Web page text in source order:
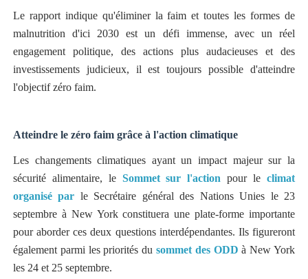
Le rapport indique qu'éliminer la faim et toutes les formes de
malnutrition d'ici 2030 est un défi immense, avec un réel
engagement politique, des actions plus audacieuses et des
investissements judicieux, il est toujours possible d'atteindre
l'objectif zéro faim.
Atteindre le zéro faim grâce à l'action climatique
Les changements climatiques ayant un impact majeur sur la
sécurité alimentaire, le Sommet sur l'action pour leclimat
organisé par le Secrétaire général des Nations Unies le 23
septembre à New York constituera une plate-forme importante
pour aborder ces deux questions interdépendantes. Ils figureront
également parmi les priorités du sommet des ODD à New York
les 24 et 25 septembre.